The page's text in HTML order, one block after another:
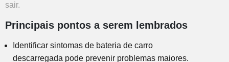
sair.
Principais pontos a serem lembrados
Identificar sintomas de bateria de carro
descarregada pode prevenir problemas maiores.